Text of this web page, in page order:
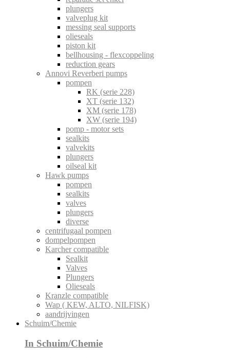
plungers
valveplug kit
messing seal supports
olieseals
piston kit
bellhousing - flexcoppeling
reduction gears
Annovi Reverberi pumps
pompen
RK (serie 228)
XT (serie 132)
XM (serie 178)
XW (serie 194)
pomp - motor sets
sealkits
valvekits
plungers
oilseal kit
Hawk pumps
pompen
sealkits
valves
plungers
diverse
centrifugaal pompen
dompelpompen
Karcher compatible
Sealkit
Valves
Plungers
Olieseals
Kranzle compatible
Wap ( KEW, ALTO, NILFISK)
aandrijvingen
Schuim/Chemie
In Schuim/Chemie